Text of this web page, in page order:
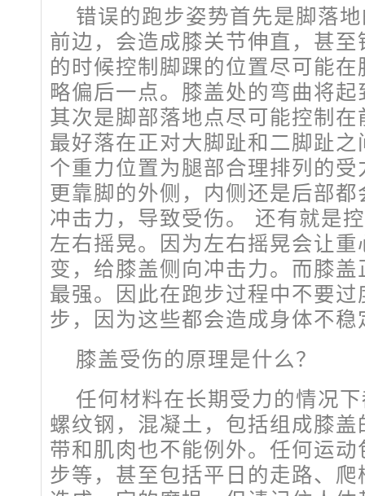
错误的跑步姿势首先是脚落
前边，会造成膝关节伸直，甚
的时候控制脚踝的位置尽可能
略偏后一点。膝盖处的弯曲将
其次是脚部落地点尽可能控制
最好落在正对大脚趾和二脚趾
个重力位置为腿部合理排列的
更靠脚的外侧，内侧还是后部
冲击力，导致受伤。 还有就是
左右摇晃。因为左右摇晃会让
变，给膝盖侧向冲击力。而膝
最强。因此在跑步过程中不要
步，因为这些都会造成身体不
膝盖受伤的原理是什么？
任何材料在长期受力的情况
螺纹钢，混凝土，包括组成膝
带和肌肉也不能例外。任何运
步等，甚至包括平日的走路、